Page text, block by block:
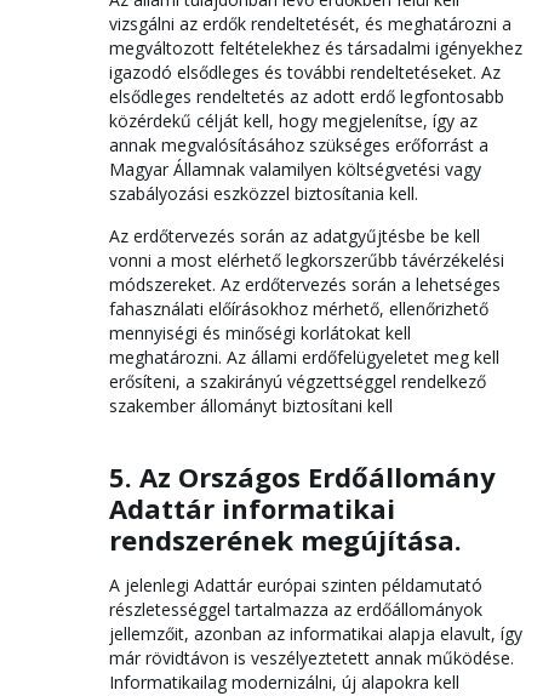
vizsgálni az erdők rendeltetését, és meghatározni a
megváltozott feltételekhez és társadalmi igényekhez
igazodó elsődleges és további rendeltetéseket. Az
elsődleges rendeltetés az adott erdő legfontosabb
közérdekű célját kell, hogy megjelenítse, így az
annak megvalósításához szükséges erőforrást a
Magyar Államnak valamilyen költségvetési vagy
szabályozási eszközzel biztosítania kell.
Az erdőtervezés során az adatgyűjtésbe be kell
vonni a most elérhető legkorszerűbb távérzékelési
módszereket. Az erdőtervezés során a lehetséges
fahasználati előírásokhoz mérhető, ellenőrizhető
mennyiségi és minőségi korlátokat kell
meghatározni. Az állami erdőfelügyeletet meg kell
erősíteni, a szakirányú végzettséggel rendelkező
szakember állományt biztosítani kell
5. Az Országos Erdőállomány
Adattár informatikai
rendszerének megújítása.
A jelenlegi Adattár európai szinten példamutató
részletességgel tartalmazza az erdőállományok
jellemzőit, azonban az informatikai alapja elavult, így
már rövidtávon is veszélyeztetett annak működése.
Informatikailag modernizálni, új alapokra kell